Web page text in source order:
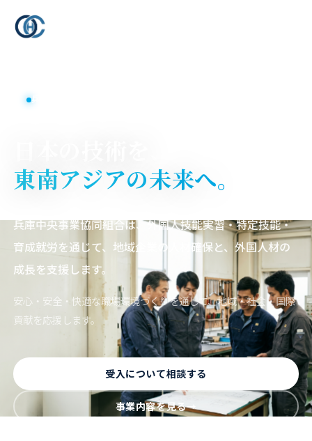
兵庫県丹波市を拠点とする外国人材受入支援
東南アジアの未来へ。
兵庫中央事業協同組合は、外国人技能実習・特定技能・
育成就労を通じて、地域企業の人材確保と、外国人材の
成長を支援します。
安心・安全・快適な職場環境づくりを通して、地域・社会・国際
貢献を応援します。
受入について相談する
事業内容を見る→